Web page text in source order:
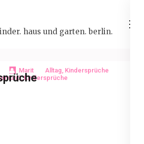
haus und garten. berlin.
Marit Alltag, Kindersprüche
,Kindersprüche